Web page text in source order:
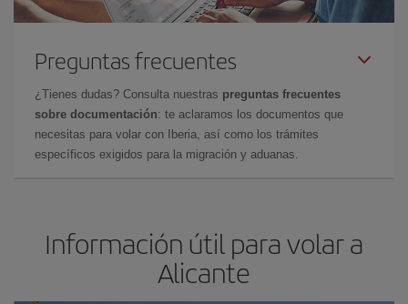
Preguntas frecuentes
¿Tienes dudas? Consulta nuestras preguntas frecuentes
sobre documentación: te aclaramos los documentos que
necesitas para volar con Iberia, así como los trámites
específicos exigidos para la migración y aduanas.
Información útil para volar a
Alicante